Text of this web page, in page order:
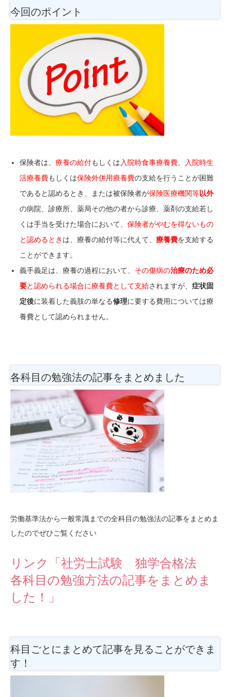
今回のポイント
保険者は、療養の給付もしくは 入院時食事療養費
入院時生
活療養費もしくは保険外併用療養費の支給を行うことが困難
であると認めるとき、または被保険者が保険医療機関等以外
の病院、診療所、薬局その他の者から診療、薬剤の支給若し
くは手当を受けた場合において、保険者がやむを得ないもの
と認めるとき は、療養の給付等に代えて、療養費を支給する
ことができます。
義手義足は、療養の過程において、 その傷病の治療のため必
要と認められる場合に療養費として支給されますが、症状固
定後に装着した義肢の単なる修理に要する費用については療
養費として認められません。
各科目の勉強法の記事をまとめました
労働基準法から一般常識までの全科目の勉強法の記事をまとめま
したのでぜひご覧ください
リンク「社労士試験 独学合格法
各科目の勉強方法の記事をまとめま
した！」
科目ごとにまとめて記事を見ることができま
す！